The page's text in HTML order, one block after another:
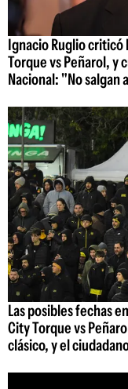
Ignacio Ruglio
Torque vs Peñarol, y
Nacional: "No salgan
Las posibles fechas
City Torque vs
clásico, y el